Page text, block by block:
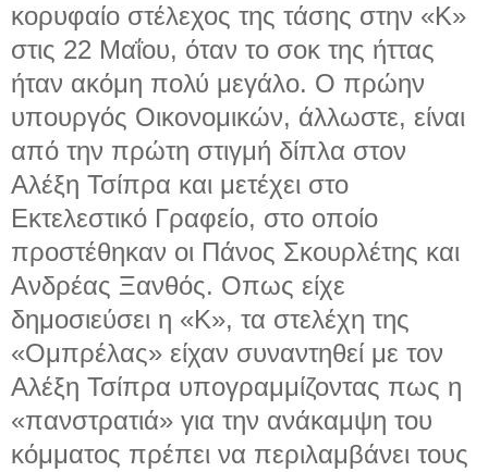
κορυφαίο στέλεχος της τάσης στην «Κ»
στις 22 Μαΐου, όταν το σοκ της ήττας
ήταν ακόμη πολύ μεγάλο. Ο πρώην
υπουργός Οικονομικών, άλλωστε, είναι
από την πρώτη στιγμή δίπλα στον
Αλέξη Τσίπρα και μετέχει στο
Εκτελεστικό Γραφείο, στο οποίο
προστέθηκαν οι Πάνος Σκουρλέτης και
Ανδρέας Ξανθός. Οπως είχε
δημοσιεύσει η «Κ», τα στελέχη της
«Ομπρέλας» είχαν συναντηθεί με τον
Αλέξη Τσίπρα υπογραμμίζοντας πως η
«πανστρατιά» για την ανάκαμψη του
κόμματος πρέπει να περιλαμβάνει τους